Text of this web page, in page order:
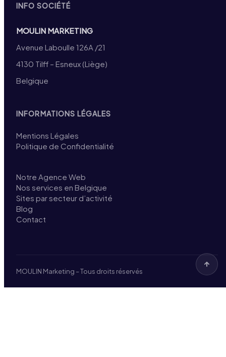
INFO SOCIÉTÉ
MOULIN MARKETING
Avenue Laboulle 126A /21
4130 Tilff – Esneux (Liège)
Belgique
INFORMATIONS LÉGALES
Mentions Légales
Politique de Confidentialité
Notre Agence Web
Nos services en Belgique
Sites par secteur d’activité
Blog
Contact
MOULIN Marketing – Tous droits réservés